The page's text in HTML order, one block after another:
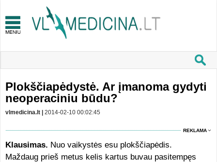
Plokščiapėdystė. Ar įmanoma gydyti
neoperaciniu būdu?
vlmedicina.lt | 2014-02-10 00:02:45
REKLAMA
Klausimas. Nuo vaikystės esu plokščiapėdis.
Maždaug prieš metus kelis kartus buvau pasitempęs